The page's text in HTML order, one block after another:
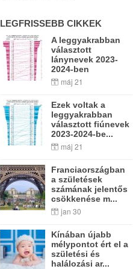
LEGFRISSEBB CIKKEK
A leggyakrabban
választott
lánynevek 2023-
2024-ben
máj 21
Ezek voltak a
leggyakrabban
választott fiúnevek
2023-2024-be...
máj 21
Franciaországban
a születések
számának jelentős
csökkenése m...
jan 30
Kínában újabb
mélypontot ért el a
születési és
halálozási ar...